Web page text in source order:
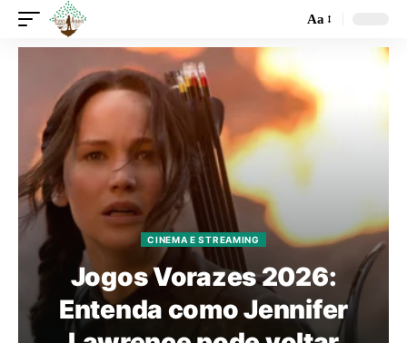
Aa
CINEMA E STREAMING
Jogos Vorazes 2026:
Entenda como Jennifer